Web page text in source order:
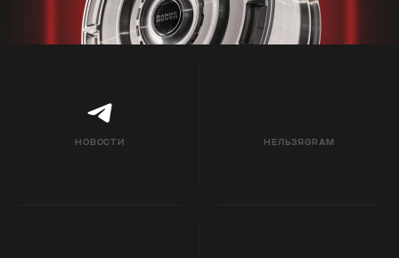
НОВОСТИ НЕЛЬЗЯGRAM